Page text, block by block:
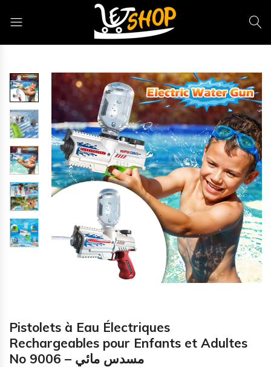
Pistolets à Eau Électriques
Rechargeables pour Enfants et Adultes
No 9006 – مسدس مائي